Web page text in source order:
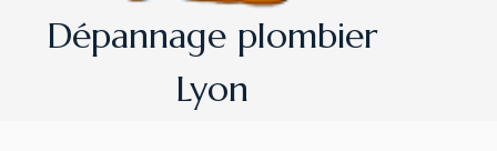
Dépannage plombier
Lyon